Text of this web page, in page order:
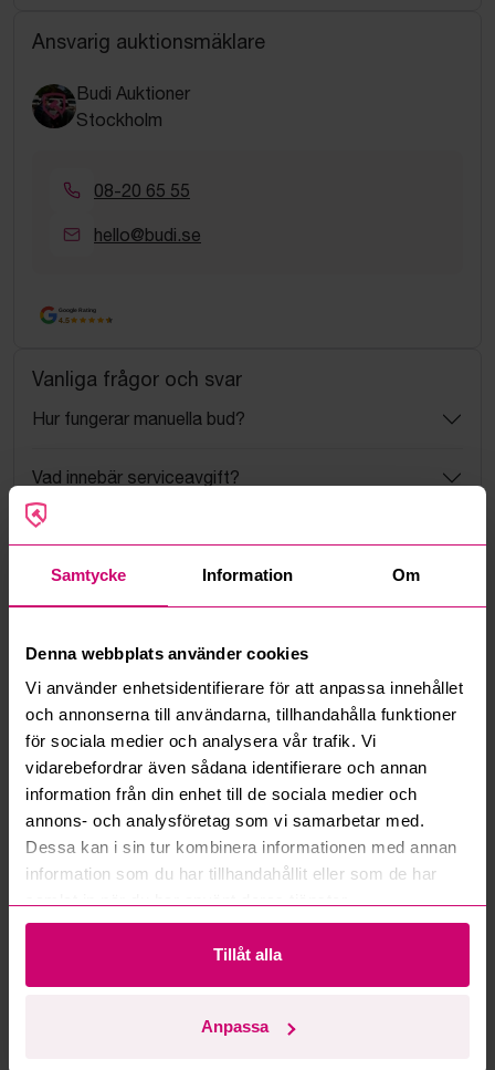
Samtycke Information Om
Denna webbplats använder cookies
Vi använder enhetsidentifierare för att anpassa innehållet
och annonserna till användarna, tillhandahålla funktioner
för sociala medier och analysera vår trafik. Vi
vidarebefordrar även sådana identifierare och annan
information från din enhet till de sociala medier och
annons- och analysföretag som vi samarbetar med.
Dessa kan i sin tur kombinera informationen med annan
information som du har tillhandahållit eller som de har
Tillåt alla
Anpassa
Ansvarig auktionsmäklare
Budi Auktioner
Stockholm
08-20 65 55
hello@budi.se
Google Rating
4.5
Vanliga frågor och svar
Hur fungerar manuella bud?
Vad innebär serviceavgift?
Hur fungerar budmotorn?
Kan jag ångra ett bud?
Kan ni frakta mina vunna objekt?
Läs fler frågor och svar
Mer från samma kategori
Oanvänd Oanvänd